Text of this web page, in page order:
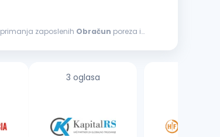
zaposlenih Obračun poreza i
3 oglasa